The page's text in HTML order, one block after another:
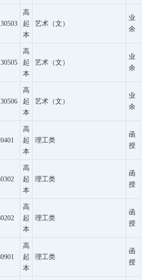
高
起
本
艺术（文）
业
余
高
起
本
艺术（文）
业
余
高
起
本
艺术（文）
业
余
高
起
本
理工类
函
授
高
起
本
理工类
函
授
高
起
本
理工类
函
授
高
起
本
理工类
函
授